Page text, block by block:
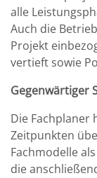
alle
Auch die
Projekt
vertieft sowie
Gegenwärtiger
Die Fachplaner
Zeitpunkten
Fachmodelle
die